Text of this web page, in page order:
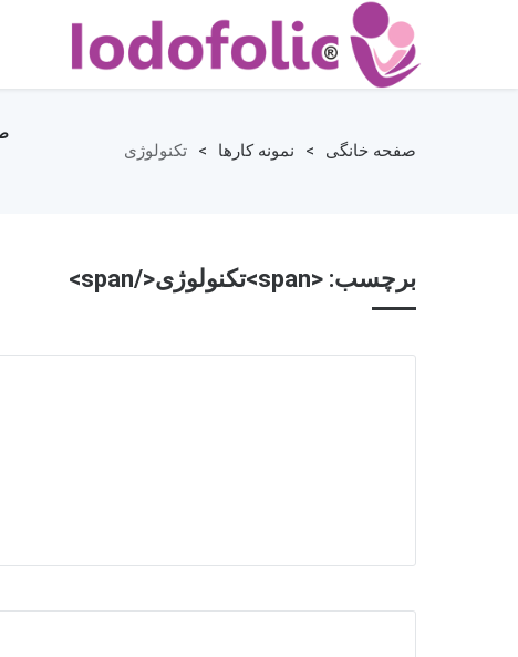
صفحه خانگی > نمونه کارها > تکنولوژی
برچسب: <span>تکنولوژی</span>